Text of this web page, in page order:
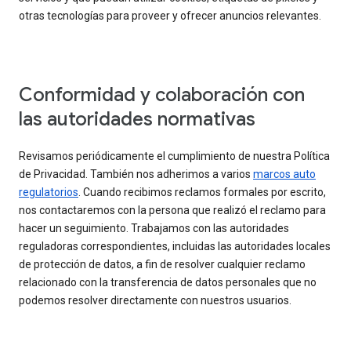
otras tecnologías para proveer y ofrecer anuncios relevantes.
Conformidad y colaboración con
las autoridades normativas
Revisamos periódicamente el cumplimiento de nuestra Política
de Privacidad. También nos adherimos a varios marcos auto
regulatorios. Cuando recibimos reclamos formales por escrito,
nos contactaremos con la persona que realizó el reclamo para
hacer un seguimiento. Trabajamos con las autoridades
reguladoras correspondientes, incluidas las autoridades locales
de protección de datos, a fin de resolver cualquier reclamo
relacionado con la transferencia de datos personales que no
podemos resolver directamente con nuestros usuarios.